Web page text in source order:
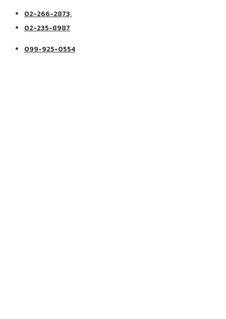
02-266-2873,
02-235-8987
099-925-0554